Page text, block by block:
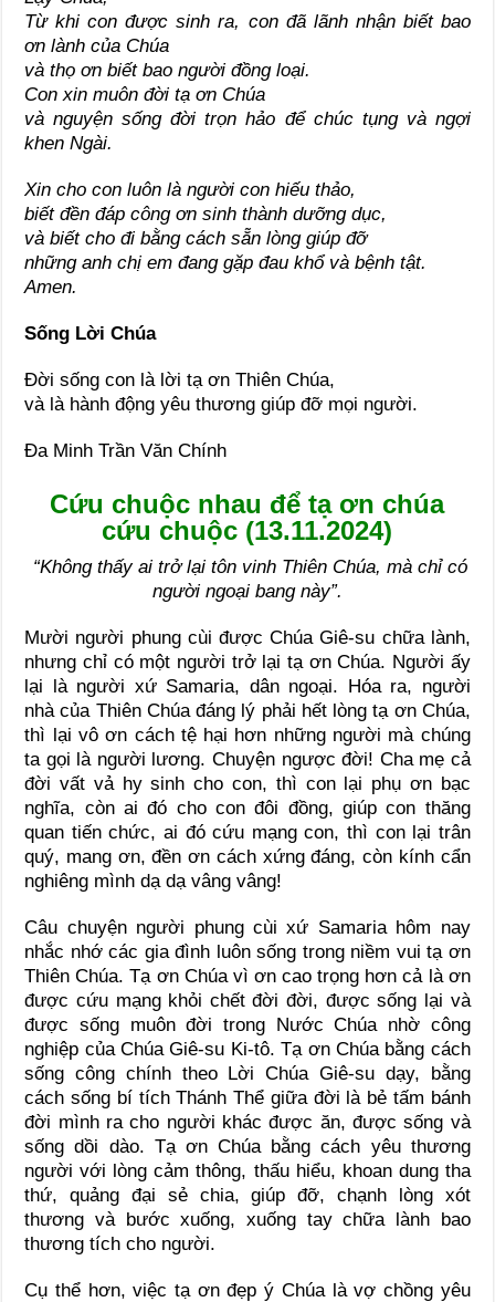
Từ khi con được sinh ra, con đã lãnh nhận biết bao
ơn lành của Chúa
và thọ ơn biết bao người đồng loại.
Con xin muôn đời tạ ơn Chúa
và nguyện sống đời trọn hảo để chúc tụng và ngợi
khen Ngài.
Xin cho con luôn là người con hiếu thảo,
biết đền đáp công ơn sinh thành dưỡng dục,
và biết cho đi bằng cách sẵn lòng giúp đỡ
những anh chị em đang gặp đau khổ và bệnh tật.
Amen.
Sống Lời Chúa
Đời sống con là lời tạ ơn Thiên Chúa,
và là hành động yêu thương giúp đỡ mọi người.
Đa Minh Trần Văn Chính
Cứu chuộc nhau để tạ ơn chúa
cứu chuộc (13.11.2024)
“Không thấy ai trở lại tôn vinh Thiên Chúa, mà chỉ có
người ngoại bang này”.
Mười người phung cùi được Chúa Giê-su chữa lành,
nhưng chỉ có một người trở lại tạ ơn Chúa. Người ấy
lại là người xứ Samaria, dân ngoại. Hóa ra, người
nhà của Thiên Chúa đáng lý phải hết lòng tạ ơn Chúa,
thì lại vô ơn cách tệ hại hơn những người mà chúng
ta gọi là người lương. Chuyện ngược đời! Cha mẹ cả
đời vất vả hy sinh cho con, thì con lại phụ ơn bạc
nghĩa, còn ai đó cho con đôi đồng, giúp con thăng
quan tiến chức, ai đó cứu mạng con, thì con lại trân
quý, mang ơn, đền ơn cách xứng đáng, còn kính cẩn
nghiêng mình dạ dạ vâng vâng!
Câu chuyện người phung cùi xứ Samaria hôm nay
nhắc nhớ các gia đình luôn sống trong niềm vui tạ ơn
Thiên Chúa. Tạ ơn Chúa vì ơn cao trọng hơn cả là ơn
được cứu mạng khỏi chết đời đời, được sống lại và
được sống muôn đời trong Nước Chúa nhờ công
nghiệp của Chúa Giê-su Ki-tô. Tạ ơn Chúa bằng cách
sống công chính theo Lời Chúa Giê-su dạy, bằng
cách sống bí tích Thánh Thể giữa đời là bẻ tấm bánh
đời mình ra cho người khác được ăn, được sống và
sống dồi dào. Tạ ơn Chúa bằng cách yêu thương
người với lòng cảm thông, thấu hiểu, khoan dung tha
thứ, quảng đại sẻ chia, giúp đỡ, chạnh lòng xót
thương và bước xuống, xuống tay chữa lành bao
thương tích cho người.
Cụ thể hơn, việc tạ ơn đẹp ý Chúa là vợ chồng yêu